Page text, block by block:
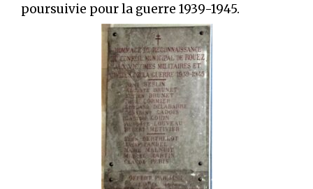
poursuivie pour la guerre 1939-1945.